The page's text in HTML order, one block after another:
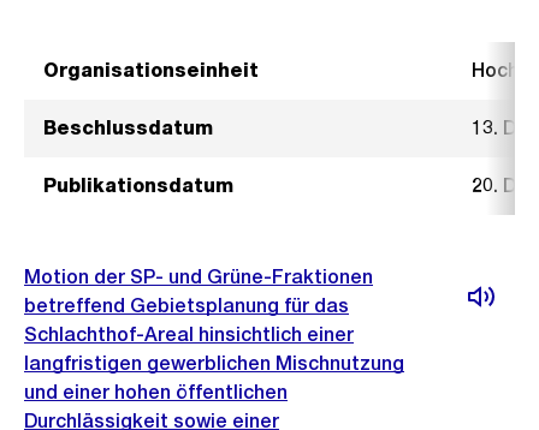
Organisationseinheit
Beschlussdatum 13.
Publikationsdatum 20.
Motion der SP- und Grüne-Fraktionen
betreffend Gebietsplanung für das
Schlachthof-Areal hinsichtlich einer
langfristigen gewerblichen Mischnutzung
und einer hohen öffentlichen
Durchlässigkeit sowie einer